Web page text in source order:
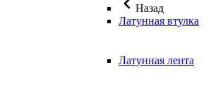
Назад
Латунная втулка
Латунная лента